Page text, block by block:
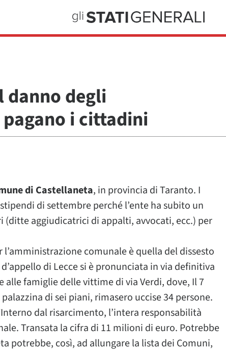
danno degli
i cittadini
di Castellaneta, in provincia di Taranto. I
di settembre perché l’ente ha subito un
aggiudicatrici di appalti, avvocati, ecc.) per
comunale è quella del dissesto
di Lecce si è pronunciata in via definitiva
alle famiglie delle vittime di via Verdi, dove, Il 7
di sei piani, rimasero uccise 34 persone.
dal risarcimento, l’intera responsabilità
Transata la cifra di 11 milioni di euro. Potrebbe
potrebbe, così, ad allungare la lista dei Comuni,